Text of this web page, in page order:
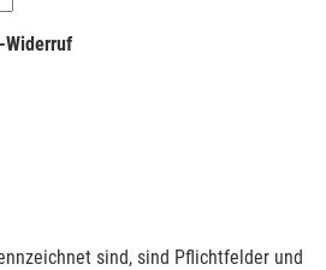
Widerruf
sind, sind Pflichtfelder und